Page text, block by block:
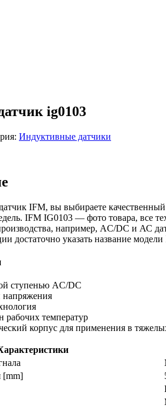
ig0103
Индуктивные датчики
IFM, вы выбираете
IFM IG0103 — фото товара, все
например, AC/DC и АС
достаточно указать название
ступенью AC/DC
напряжения
температур
корпус для применения в
[mm]